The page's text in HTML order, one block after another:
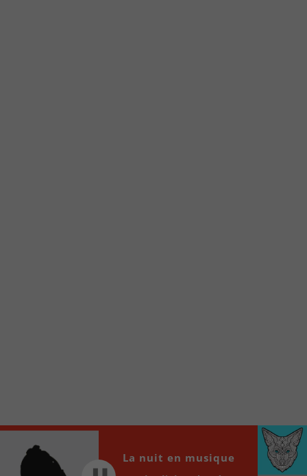
Player
00:00
La nuit en musique